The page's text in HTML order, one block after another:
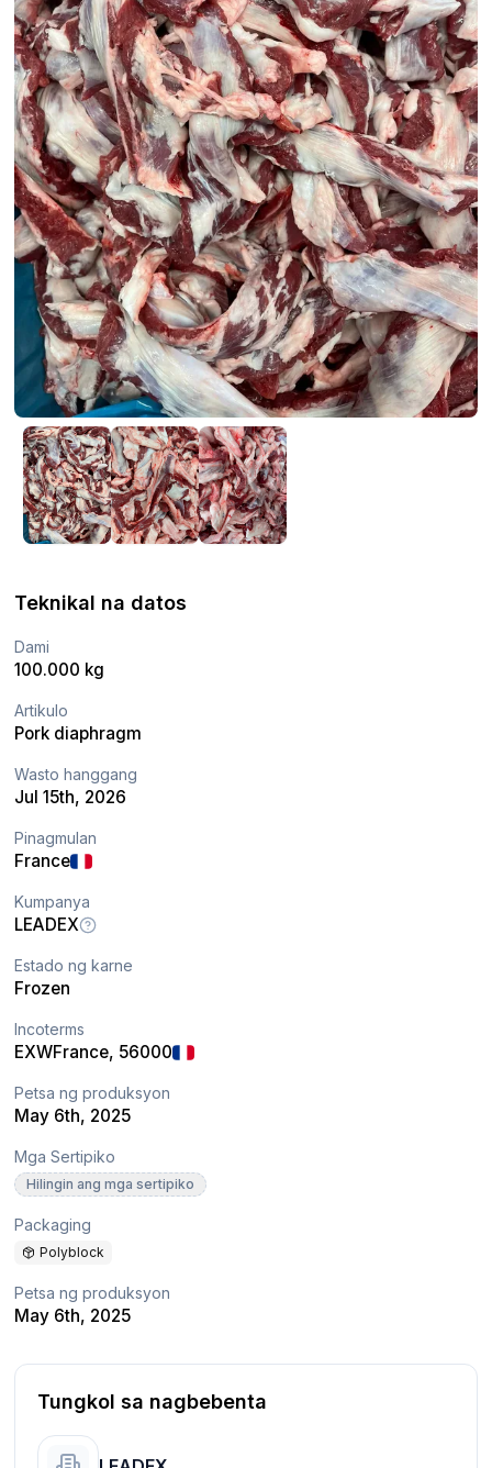
Teknikal na datos
Dami
100.000 kg
Artikulo
Pork diaphragm
Wasto hanggang
Jul 15th, 2026
Pinagmulan
France
Kumpanya
LEADEX
Estado ng karne
Frozen
Incoterms
EXWFrance, 56000
Petsa ng produksyon
May 6th, 2025
Mga Sertipiko
Hilingin ang mga sertipiko
Packaging
Polyblock
Petsa ng produksyon
May 6th, 2025
Tungkol sa nagbebenta